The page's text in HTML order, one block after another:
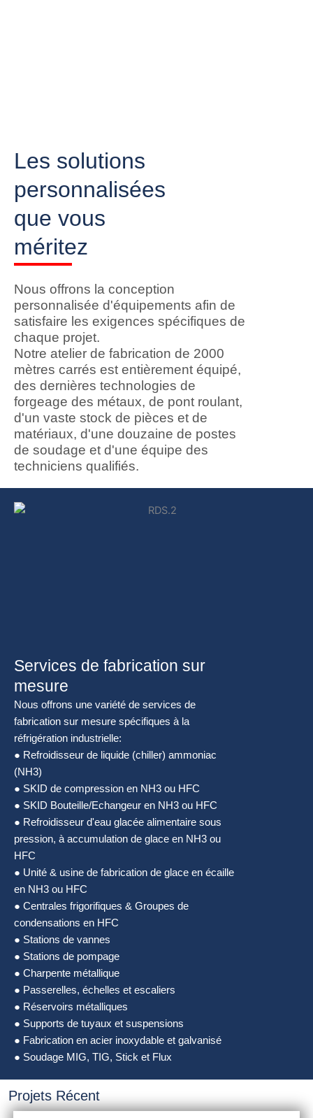
Les solutions
personnalisées
que vous
méritez
Nous offrons la conception
personnalisée d'équipements afin de
satisfaire les exigences spécifiques de
chaque projet.
Notre atelier de fabrication de 2000
mètres carrés est entièrement équipé,
des dernières technologies de
forgeage des métaux, de pont roulant,
d'un vaste stock de pièces et de
matériaux, d'une douzaine de postes
de soudage et d'une équipe des
techniciens qualifiés.
Services de fabrication sur
mesure
Nous offrons une variété de services de
fabrication sur mesure spécifiques à la
réfrigération industrielle:
● Refroidisseur de liquide (chiller) ammoniac
(NH3)
● SKID de compression en NH3 ou HFC
● SKID Bouteille/Echangeur en NH3 ou HFC
● Refroidisseur d'eau glacée alimentaire sous
pression, à accumulation de glace en NH3 ou
HFC
● Unité & usine de fabrication de glace en écaille
en NH3 ou HFC
● Centrales frigorifiques & Groupes de
condensations en HFC
● Stations de vannes
● Stations de pompage
● Charpente métallique
● Passerelles, échelles et escaliers
● Réservoirs métalliques
● Supports de tuyaux et suspensions
● Fabrication en acier inoxydable et galvanisé
● Soudage MIG, TIG, Stick et Flux
Projets Récent